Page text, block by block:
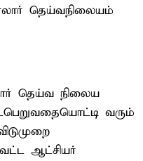
தெய்வநிலையம்
தெய்வ நிலைய
வரும்
ஆட்சியர்